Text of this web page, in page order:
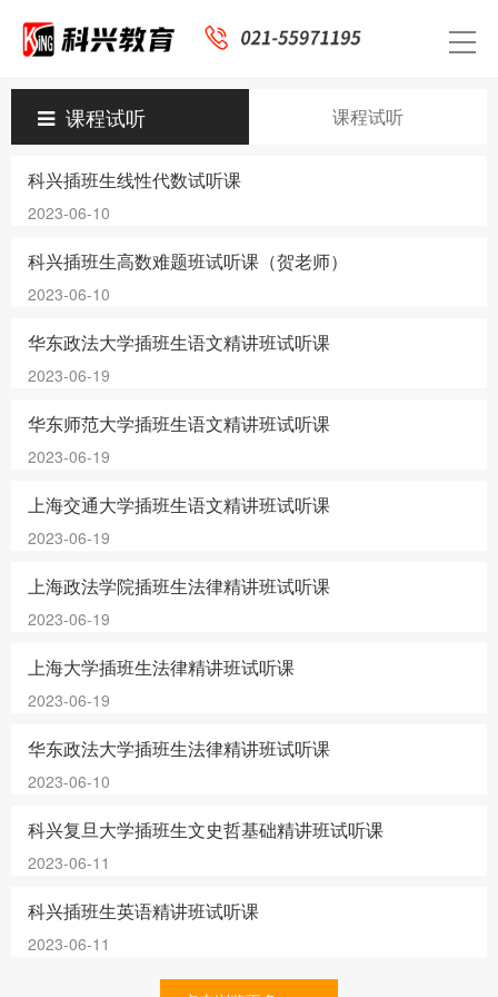
课程试听 课程试听
科兴插班生线性代数试听课
2023-06-10
科兴插班生高数难题班试听课（贺老师）
2023-06-10
华东政法大学插班生语文精讲班试听课
2023-06-19
华东师范大学插班生语文精讲班试听课
2023-06-19
上海交通大学插班生语文精讲班试听课
2023-06-19
上海政法学院插班生法律精讲班试听课
2023-06-19
上海大学插班生法律精讲班试听课
2023-06-19
华东政法大学插班生法律精讲班试听课
2023-06-10
科兴复旦大学插班生文史哲基础精讲班试听课
2023-06-11
科兴插班生英语精讲班试听课
2023-06-11